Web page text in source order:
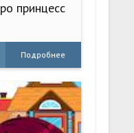
принцесс
Подробнее